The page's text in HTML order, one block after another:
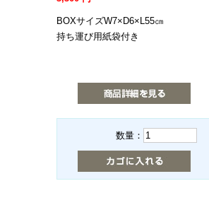
BOXサイズW7×D6×L55㎝
持ち運び用紙袋付き
数量：